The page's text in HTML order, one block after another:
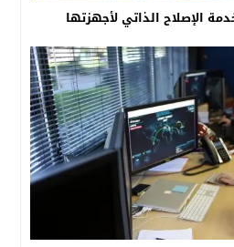
الإصلاح الذاتي لأجهزتها